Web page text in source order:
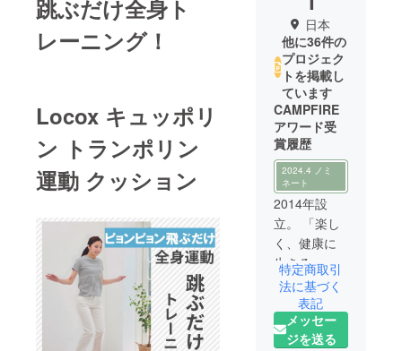
跳ぶだけ全身ト
レーニング！
Locox キュッポリ
ン トランポリン
運動 クッション
日本
他に36件の
プロジェク
トを掲載し
ています
CAMPFIRE
アワード受
賞履歴
2024.4 ノミ
ネート
2014年設
立。 「楽し
く、健康に
生きる」を
応援する、
という信念
のもと、自
社で一貫し
特定商取引
法に基づく
表記
メッセー
ジを送る